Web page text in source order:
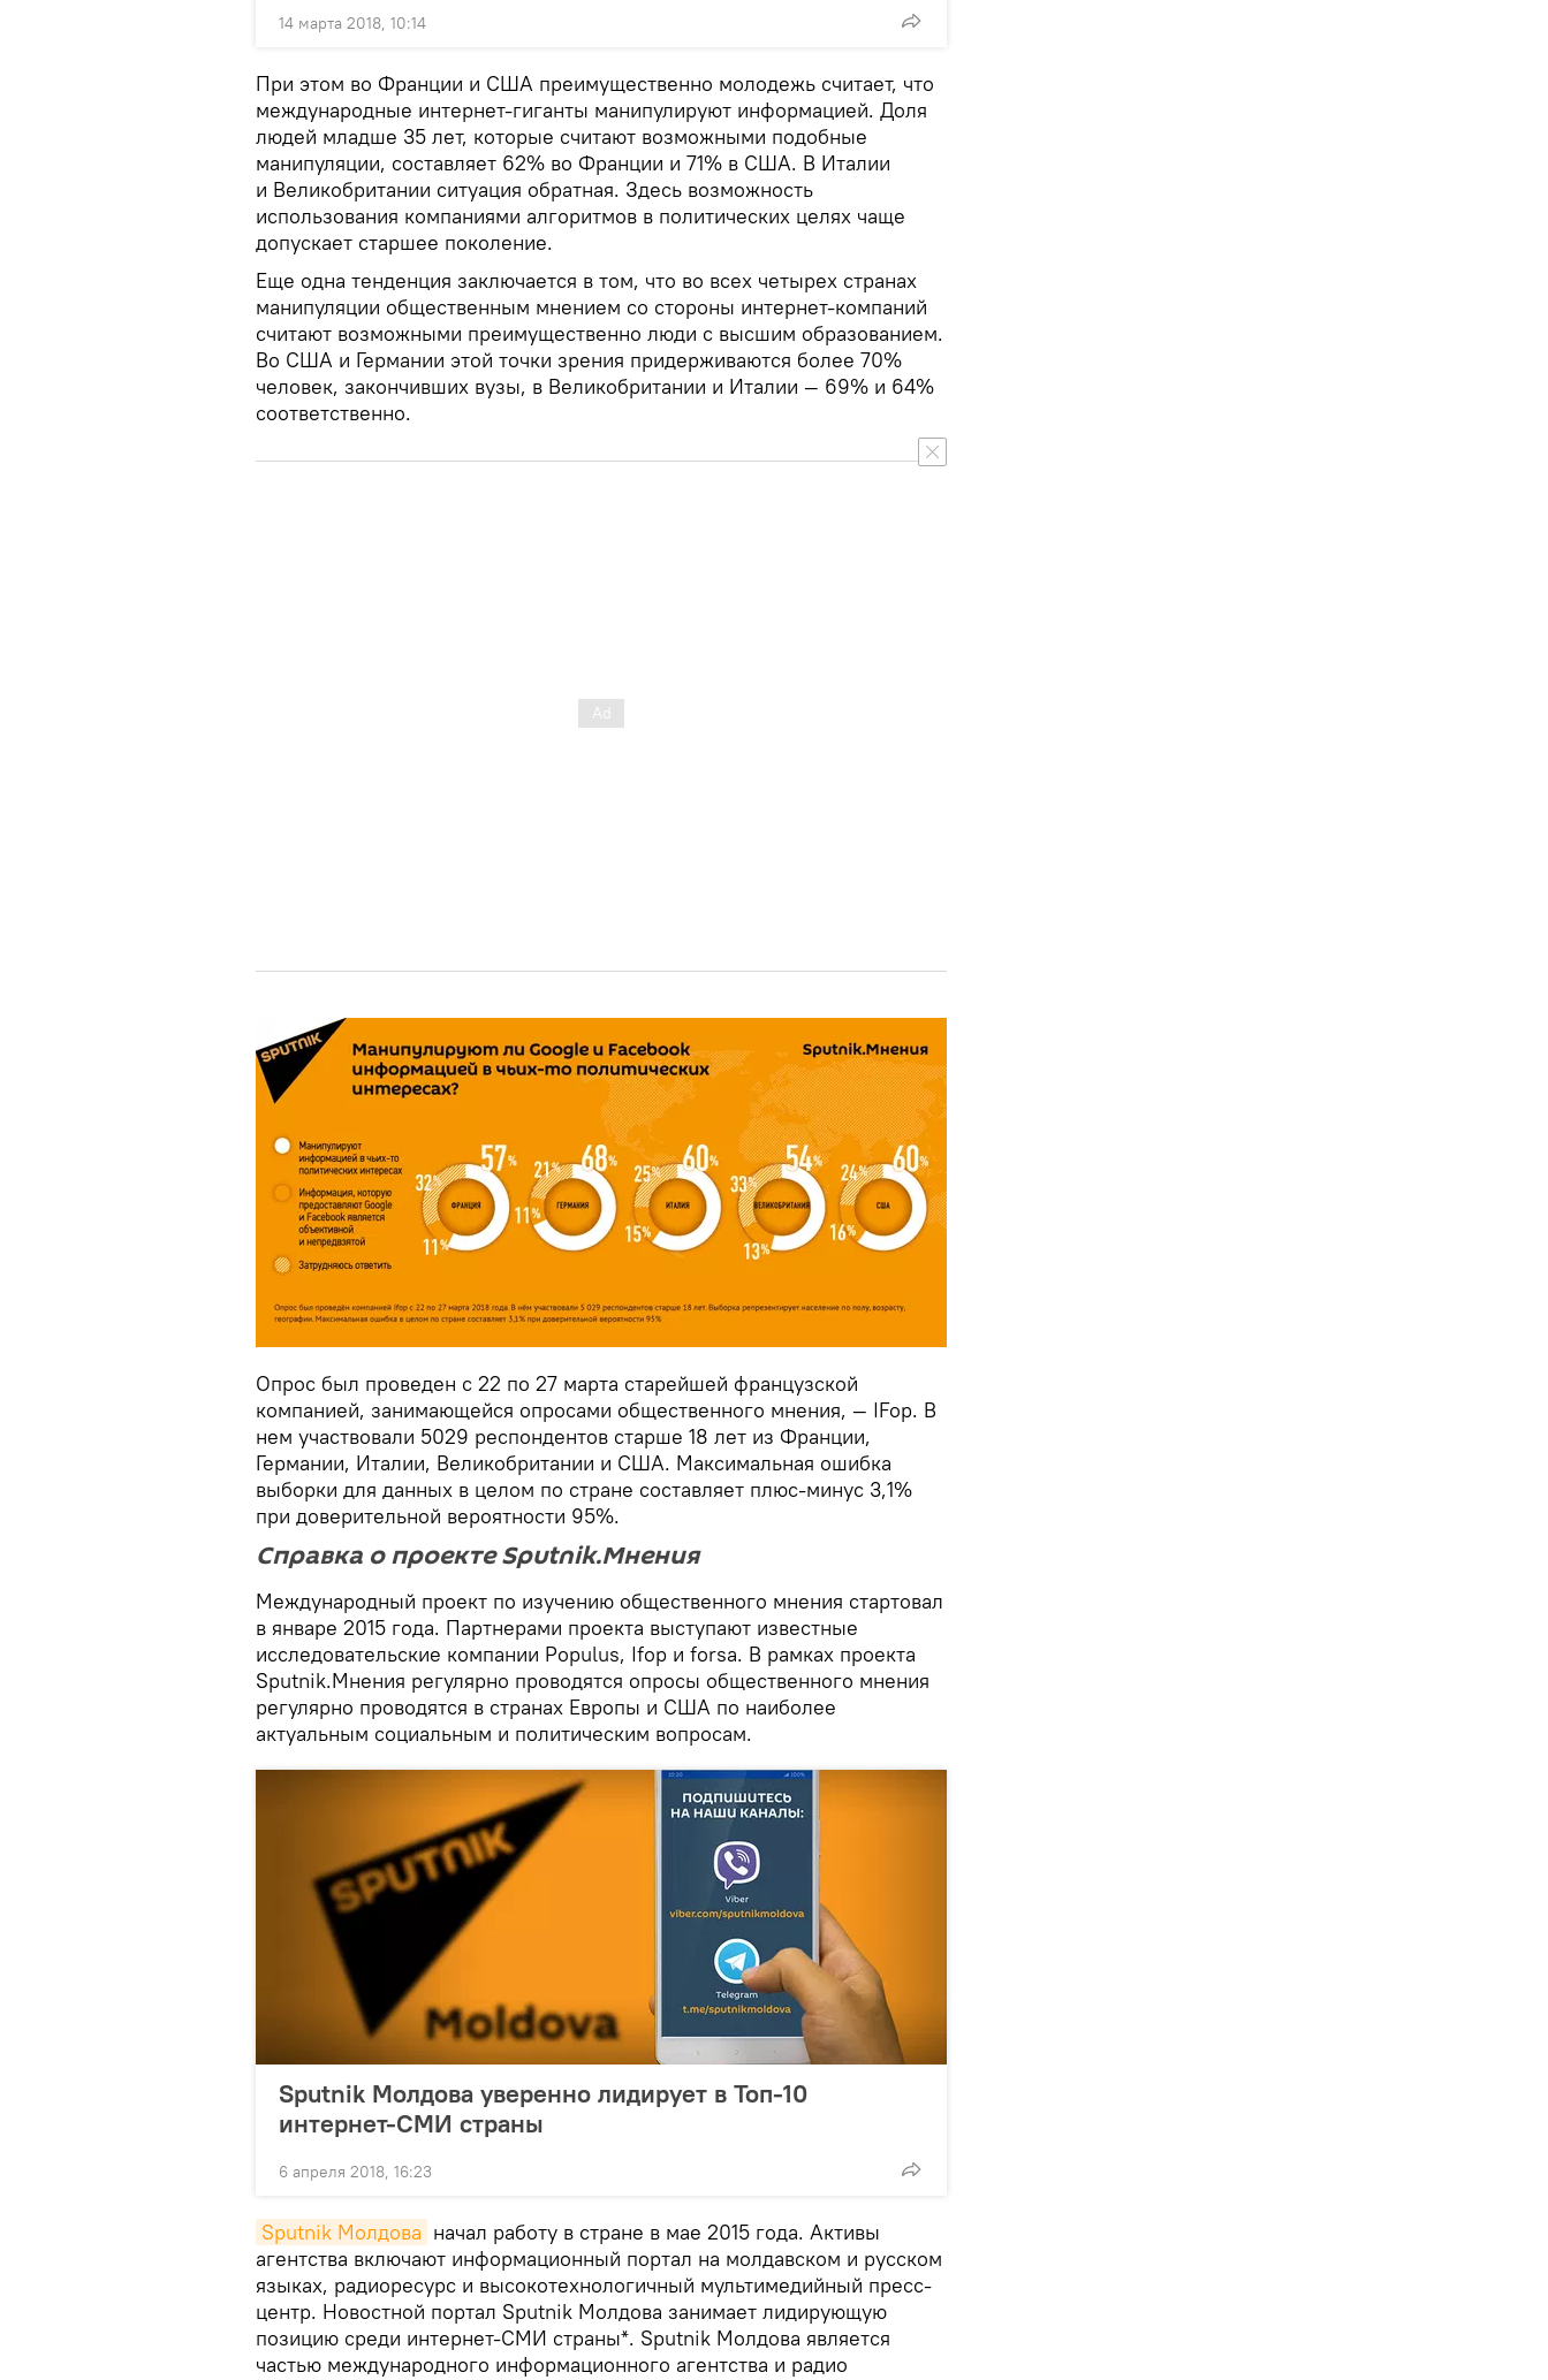
14 марта 2018, 10:14
При этом во Франции и США преимущественно молодежь считает, что
международные интернет-гиганты манипулируют информацией. Доля
людей младше 35 лет, которые считают возможными подобные
манипуляции, составляет 62% во Франции и 71% в США. В Италии
и Великобритании ситуация обратная. Здесь возможность
использования компаниями алгоритмов в политических целях чаще
допускает старшее поколение.
Еще одна тенденция заключается в том, что во всех четырех странах
манипуляции общественным мнением со стороны интернет-компаний
считают возможными преимущественно люди с высшим образованием.
Во США и Германии этой точки зрения придерживаются более 70%
человек, закончивших вузы, в Великобритании и Италии — 69% и 64%
соответственно.
Опрос был проведен с 22 по 27 марта старейшей французской
компанией, занимающейся опросами общественного мнения, — IFop. В
нем участвовали 5029 респондентов старше 18 лет из Франции,
Германии, Италии, Великобритании и США. Максимальная ошибка
выборки для данных в целом по стране составляет плюс-минус 3,1%
при доверительной вероятности 95%.
Справка о проекте Sputnik.Мнения
Международный проект по изучению общественного мнения стартовал
в январе 2015 года. Партнерами проекта выступают известные
исследовательские компании Populus, Ifop и forsa. В рамках проекта
Sputnik.Мнения регулярно проводятся опросы общественного мнения
регулярно проводятся в странах Европы и США по наиболее
актуальным социальным и политическим вопросам.
Sputnik Молдова уверенно лидирует в Топ-10
интернет-СМИ страны
6 апреля 2018, 16:23
Sputnik Молдова начал работу в стране в мае 2015 года. Активы
агентства включают информационный портал на молдавском и русском
языках, радиоресурс и высокотехнологичный мультимедийный пресс-
центр. Новостной портал Sputnik Молдова занимает лидирующую
позицию среди интернет-СМИ страны*. Sputnik Молдова является
частью международного информационного агентства и радио